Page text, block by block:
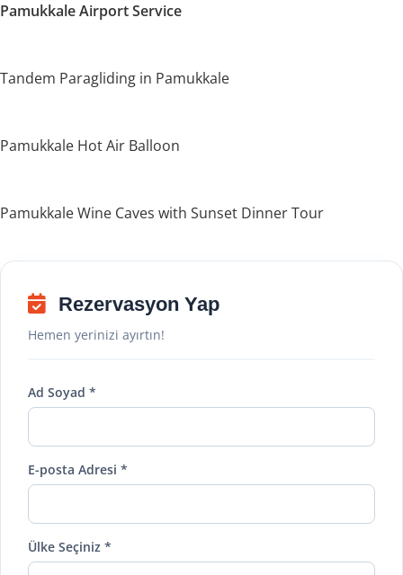
Pamukkale Airport Service
Tandem Paragliding in Pamukkale
Pamukkale Hot Air Balloon
Pamukkale Wine Caves with Sunset Dinner Tour
Rezervasyon Yap
Hemen yerinizi ayırtın!
Ad Soyad *
E-posta Adresi *
Ülke Seçiniz *